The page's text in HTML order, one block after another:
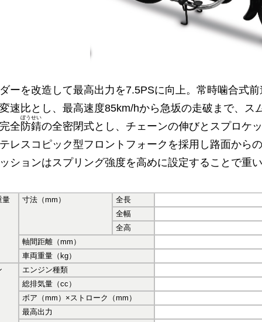
ーを改造して最高出力を7.5PSに向上。常時噛合式
速比とし、最高速度85km/hから急坂の走破まで、ス
全防錆
ぼうせい
の全密閉式とし、チェーンの伸びとスプロケ
レスコピック型フロントフォークを採用し路面から
ションはスプリング強度を高めに設定することで重
量 寸法（mm） 全長
全幅
全高
軸間距離（mm）
車両重量（kg）
エンジン種類
総排気量（cc）
ボア（mm）×ストローク（mm）
最高出力